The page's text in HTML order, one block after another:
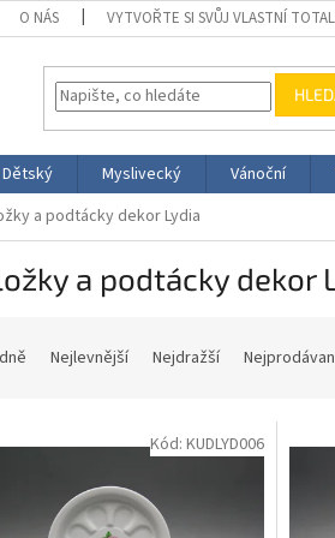
O NÁS VYTVOŘTE SI SVŮJ VLASTNÍ
Dětský Myslivecký Vánoční
a podtácky dekor Lydia
a podtácky dekor
Nejlevnější Nejdražší
Kód: KUDLYD006